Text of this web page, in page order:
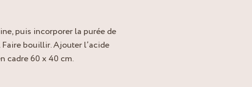
puis incorporer la purée de
bouillir. Ajouter l’acide
cadre 60 x 40 cm.